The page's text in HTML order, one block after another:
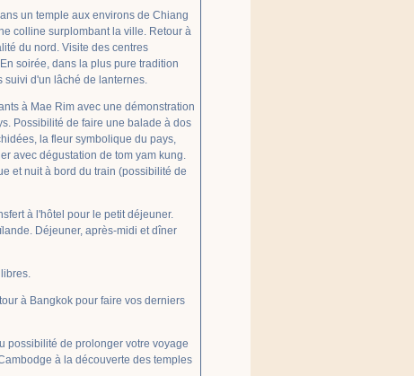
un temple aux environs de Chiang
colline surplombant la ville. Retour à
du nord. Visite des centres
soirée, dans la plus pure tradition
suivi d'un lâché de lanternes.
à Mae Rim avec une démonstration
Possibilité de faire une balade à dos
la fleur symbolique du pays,
avec dégustation de tom yam kung.
et nuit à bord du train (possibilité de
à l'hôtel pour le petit déjeuner.
Déjeuner, après-midi et dîner
à Bangkok pour faire vos derniers
possibilité de prolonger votre voyage
à la découverte des temples